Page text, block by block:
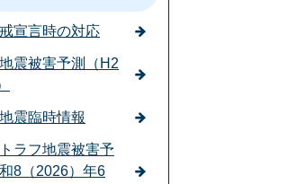
宣言時の対応
震被害予測（H2
震臨時情報
ラフ地震被害予
8（2026）年6